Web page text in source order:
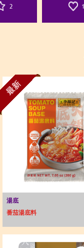
2 1
最新
湯底
番茄湯底料